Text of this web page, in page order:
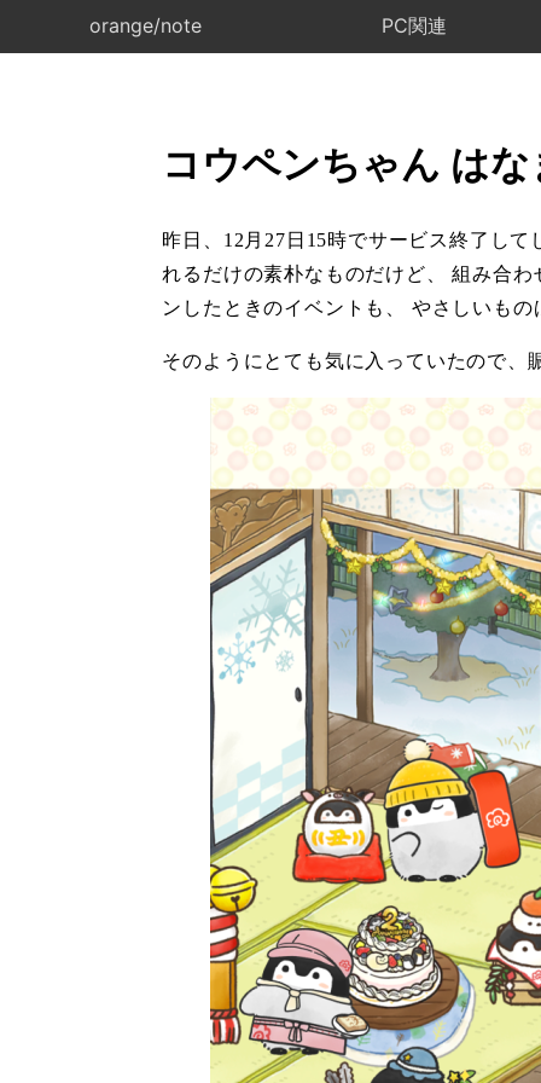
orange/note PC関連
コウペンちゃん は
昨日、12月27日15時でサービス終了し
れるだけの素朴なものだけど、 組み合
ンしたときのイベントも、 やさしいも
そのようにとても気に入っていたので、